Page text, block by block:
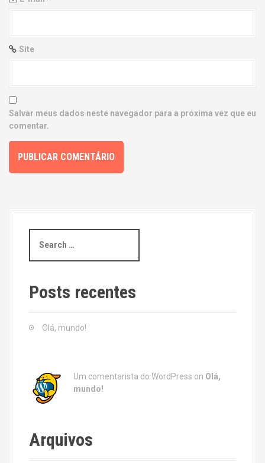
Site
Salvar meus dados neste navegador para a próxima vez que eu
comentar.
a
c
h
Posts recentes
Olá, mundo!
Um comentarista do WordPress on Olá,
mundo!
Arquivos